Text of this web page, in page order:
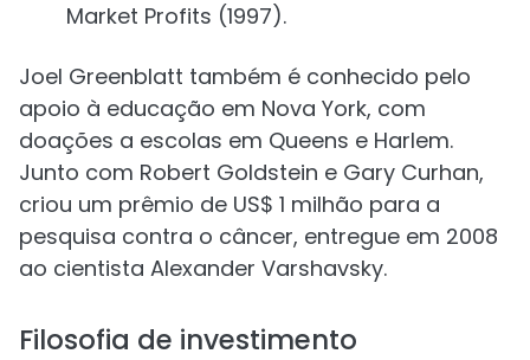
Market Profits (1997).
Joel Greenblatt também é conhecido pelo
apoio à educação em Nova York, com
doações a escolas em Queens e Harlem.
Junto com Robert Goldstein e Gary Curhan,
criou um prêmio de US$ 1 milhão para a
pesquisa contra o câncer, entregue em 2008
ao cientista Alexander Varshavsky.
Filosofia de investimento